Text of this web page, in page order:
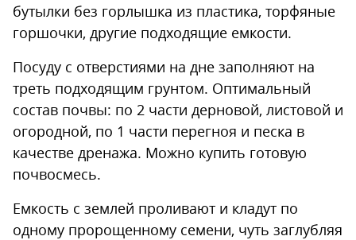
бутылки без горлышка из пластика, торфяные
горшочки, другие подходящие емкости.
Посуду с отверстиями на дне заполняют на
треть подходящим грунтом. Оптимальный
состав почвы: по 2 части дерновой, листовой и
огородной, по 1 части перегноя и песка в
качестве дренажа. Можно купить готовую
почвосмесь.
Емкость с землей проливают и кладут по
одному пророщенному семени, чуть заглубляя